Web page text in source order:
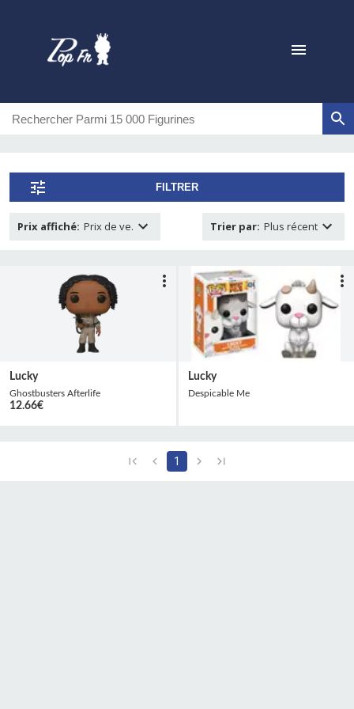
FILTRER
Prix affiché: Prix de ve. Trier par: Plus récent
Lucky
Ghostbusters Afterlife
12.66€
Lucky
Despicable Me
1